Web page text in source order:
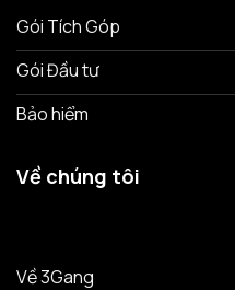
Gói Tích Góp
Gói Đầu tư
Bảo hiểm
Về chúng tôi
Về 3Gang